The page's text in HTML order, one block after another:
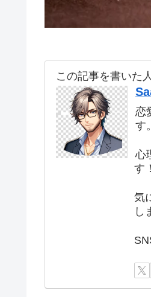
この記事を書いた人
恋
す
心
す
気
し